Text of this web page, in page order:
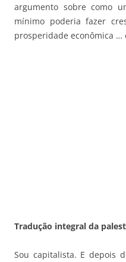
argumento sobre como
mínimo poderia fazer
prosperidade econômica …
Tradução integral da
Sou capitalista. E depois